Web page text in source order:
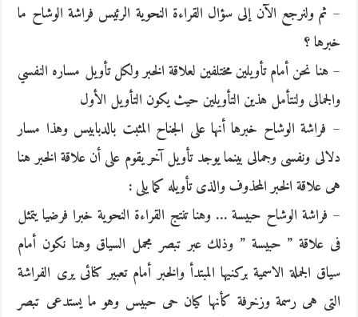
– ثم ولنرجع الآن إلى سؤال القراءة النحوية الرئيس فراشة الوشاح ما
خبرها ؟
– هنا نحن أمام تأويلين مختلفين لعلاقة الخبر ولكل تأويل مساره النفسي
والجمالى ولنتأمل هذين التأويلين حيث يكون التأويل الأول
– فراشة الوشاح خبرها أنها على الجناح المثبت بالدبابيس وهذا مسار
دلالى ونفسى وجمالى بينما يوجد تأويل آخر يقوم على أن علاقة الخبر هنا
هى علاقة الخبر المحذوف والذى تأويله كما يلى :
– فراشة الوشاح حبيسة … وهنا تنتج القراءة النحوية خبرا فرضيا يتمثل
فى علاقة ” حبيسة ” وذلك عبر تبصر مجمل السياق وهنا نكون أمام
سياق الجملة الاسمية بركنيها المبتدأ والخبر أمام تعبير كنائى يرى الفراشة
التى هى رسمة وزخرفة كأنها كيان حى حبيس وهو ما يستدعى تبصر